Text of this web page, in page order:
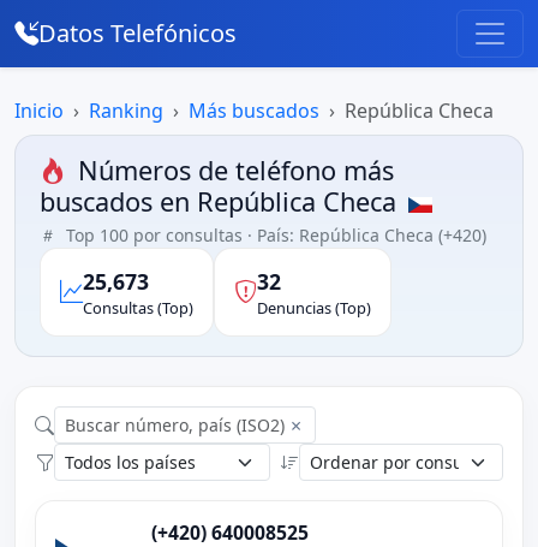
Datos Telefónicos
Inicio Ranking Más buscados República Checa
Números de teléfono más
buscados en República Checa
Top 100 por consultas · País: República Checa (+420)
25,673
Consultas (Top)
32
Denuncias (Top)
×
(+420) 640008525